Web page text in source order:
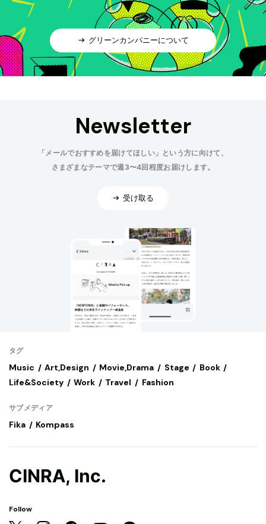
グリーンカンパニーについて
Newsletter
「メールでおすすめを届けてほしい」という方に向けて、
さまざまなテーマで週3〜4回程度お届けします。
受け取る
タグ
Music Art,Design Movie,Drama Stage
Book
Life&Society
Work Travel Fashion
サブメディア
Fika Kompass
CINRA, Inc.
Follow